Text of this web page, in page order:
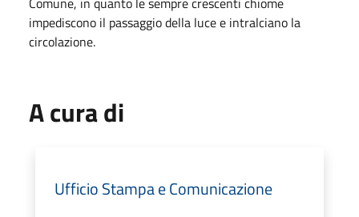
impediscono il passaggio della luce e intralciano la
circolazione.
A cura di
Ufficio Stampa e Comunicazione